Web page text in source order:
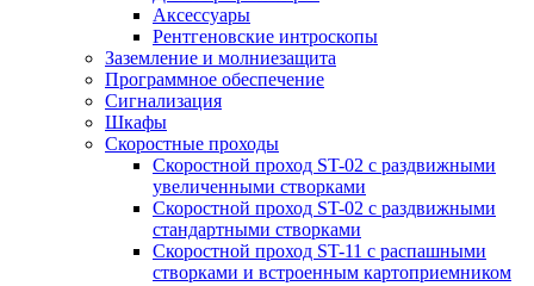
Аксессуары
Рентгеновские интроскопы
Заземление и молниезащита
Программное обеспечение
Сигнализация
Шкафы
Скоростные проходы
Скоростной проход ST-02 с раздвижными
увеличенными створками
Скоростной проход ST-02 с раздвижными
стандартными створками
Скоростной проход ST-11 с распашными
створками и встроенным картоприемником